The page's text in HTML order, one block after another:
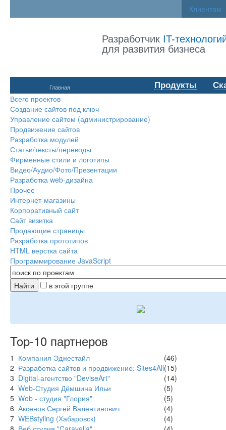
Клиентам
Разработчик IT-
для развития бизнеса
Главная Продукты
Всего проектов
Создание сайтов под ключ
Управление сайтом (администрирование)
Продвижение сайтов
Разработка модулей
Статьи/тексты/переводы
Фирменные стили и логотипы
Видео/Аудио/Фото/Презентации
Разработка web-дизайна
Прочее
Интернет-магазины
Корпоративный сайт
Сайт визитка
Продающие страницы
Разработка прототипов
HTML верстка сайта
Программирование JavaScript
в этой группе
Top-10 партнеров
1 Компания Эджестайл
(46)
2 Разработка сайтов и продвижение: Sites4All(15)
3 Digital-агентство "DeviseArt"
(14)
4 Web-Студия Дёмшина Ильи
(5)
5 Web - студия "Глория"
(5)
6 Аксенов Сергей Валентинович
(4)
7 WEBstyling (Хабаровск)
(4)